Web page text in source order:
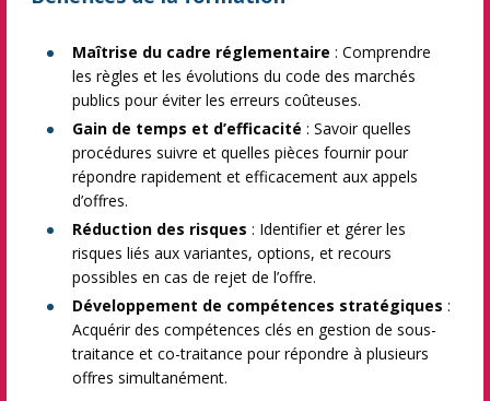
Maîtrise du cadre réglementaire : Comprendre
les règles et les évolutions du code des marchés
publics pour éviter les erreurs coûteuses.
Gain de temps et d’efficacité : Savoir quelles
procédures suivre et quelles pièces fournir pour
répondre rapidement et efficacement aux appels
d’offres.
Réduction des risques : Identifier et gérer les
risques liés aux variantes, options, et recours
possibles en cas de rejet de l’offre.
Développement de compétences stratégiques :
Acquérir des compétences clés en gestion de sous-
traitance et co-traitance pour répondre à plusieurs
offres simultanément.